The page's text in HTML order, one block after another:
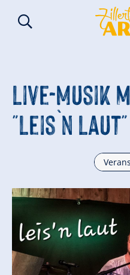
Live-Musik
"Leis`n Laut"